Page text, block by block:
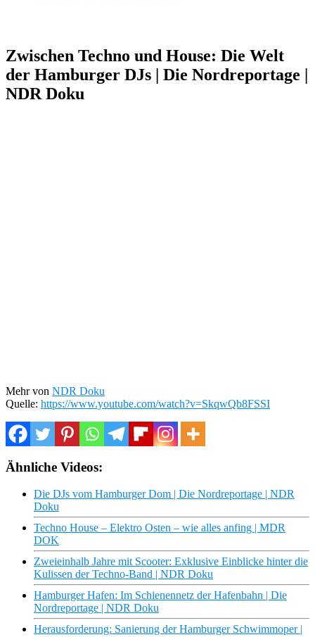
Zwischen Techno und House: Die Welt
der Hamburger DJs | Die Nordreportage |
NDR Doku
Mehr von NDR Doku
Quelle: https://www.youtube.com/watch?v=SkqwQb8FSSI
Ähnliche Videos:
Die DJs vom Hamburger Dom | Die Nordreportage | NDR
Doku
Techno House – Elektro Osten – wie alles anfing | MDR
DOK
Zweieinhalb Jahre mit Scooter: Exklusive Einblicke hinter die
Kulissen der Techno-Band | NDR Doku
Hamburger Hafen: Im Schienennetz der Hafenbahn | Die
Nordreportage | NDR Doku
Herausforderung: Sanierung der Hamburger Schwimmoper |